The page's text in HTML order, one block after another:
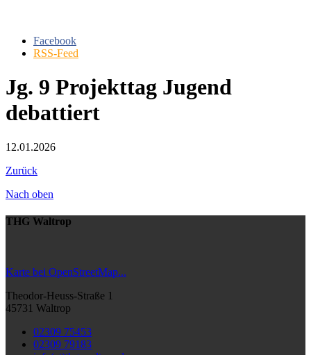
Facebook
RSS-Feed
Jg. 9 Projekttag Jugend
debattiert
12.01.2026
Zurück
Nach oben
THG Waltrop
Karte bei OpenStreetMap...
Theodor-Heuss-Straße 1
45731 Waltrop
02309 75453
02309 79183